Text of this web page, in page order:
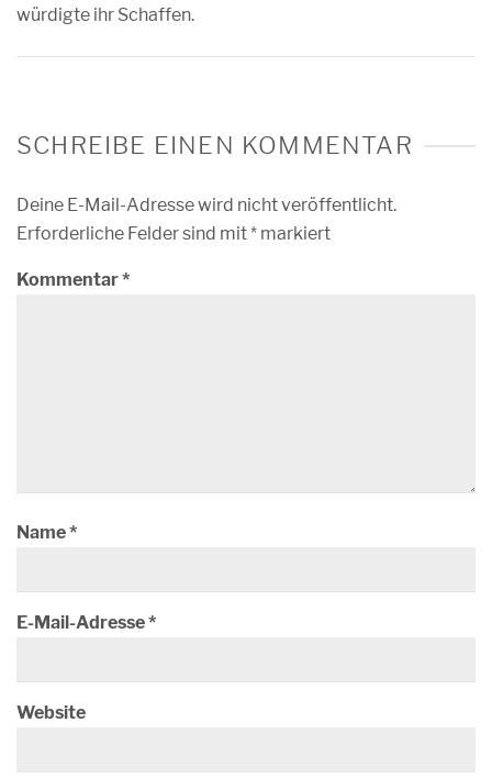
würdigte ihr Schaffen.
SCHREIBE EINEN KOMMENTAR
Deine E-Mail-Adresse wird nicht veröffentlicht.
Erforderliche Felder sind mit* markiert
Kommentar*
Name*
E-Mail-Adresse*
Website